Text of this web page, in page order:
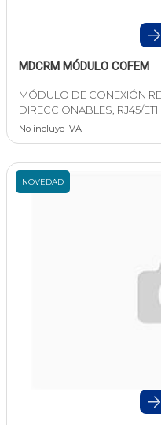
MDCRM MÓDULO COFEM
MÓDULO DE CONEXIÓN
DIRECCIONABLES, RJ45/
No incluye IVA
NOVEDAD